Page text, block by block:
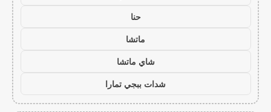
حنا
ماتشا
شاي ماتشا
شدات ببجي تمارا